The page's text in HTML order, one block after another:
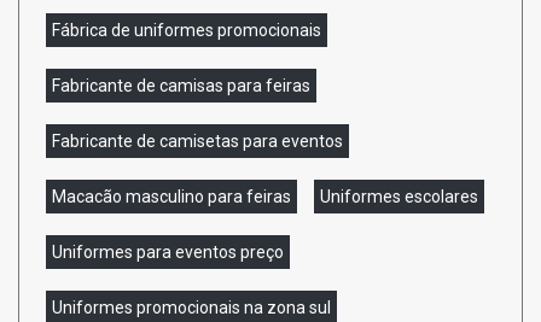
Fábrica de uniformes promocionais
Fabricante de camisas para feiras
Fabricante de camisetas para eventos
Macacão masculino para feiras Uniformes escolares
Uniformes para eventos preço
Uniformes promocionais na zona sul